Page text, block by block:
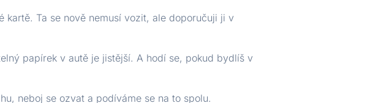
kartě. Ta se nově nemusí vozit, ale doporučuji ji v
papírek v autě je jistější. A hodí se, pokud bydlíš v
neboj se ozvat a podíváme se na to spolu.